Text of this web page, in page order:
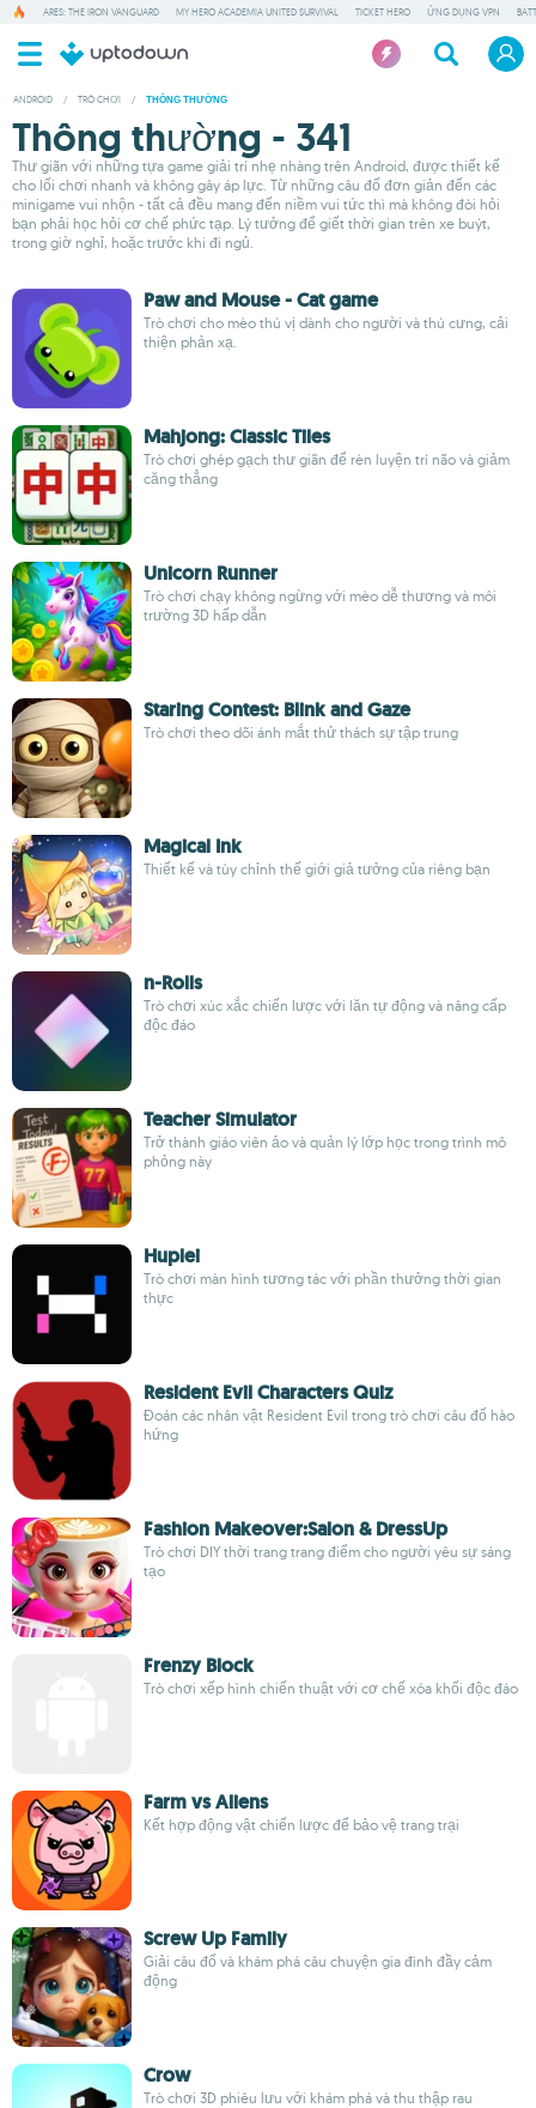
ARES: THE IRON VANGUARD MY HERO ACADEMIA UNITED SURVIVAL TICKET HERO ỨNG DỤNG VPN
ANDROID / TRÒ CHƠI / THÔNG THƯỜNG
Thông thường - 341
Thư giãn với những tựa game giải trí nhẹ nhàng trên Android, được thiết kế
cho lối chơi nhanh và không gây áp lực. Từ những câu đố đơn giản đến các
minigame vui nhộn - tất cả đều mang đến niềm vui tức thì mà không đòi hỏi
bạn phải học hỏi cơ chế phức tạp. Lý tưởng để giết thời gian trên xe buýt,
trong giờ nghỉ, hoặc trước khi đi ngủ.
Paw and Mouse - Cat game
Trò chơi cho mèo thú vị dành cho người và thú cưng, cải
thiện phản xạ.
Mahjong: Classic Tiles
Trò chơi ghép gạch thư giãn để rèn luyện trí não và giảm
căng thẳng
Unicorn Runner
Trò chơi chạy không ngừng với mèo dễ thương và môi
trường 3D hấp dẫn
Staring Contest: Blink and Gaze
Trò chơi theo dõi ánh mắt thử thách sự tập trung
Magical Ink
Thiết kế và tùy chỉnh thế giới giả tưởng của riêng bạn
n-Rolls
Trò chơi xúc xắc chiến lược với lăn tự động và nâng cấp
độc đáo
Teacher Simulator
Trở thành giáo viên ảo và quản lý lớp học trong trình mô
phỏng này
Huplei
Trò chơi màn hình tương tác với phần thưởng thời gian
thực
Resident Evil Characters Quiz
Đoán các nhân vật Resident Evil trong trò chơi câu đố hào
hứng
Fashion Makeover:Salon & DressUp
Trò chơi DIY thời trang trang điểm cho người yêu sự sáng
tạo
Frenzy Block
Trò chơi xếp hình chiến thuật với cơ chế xóa khối độc đáo
Farm vs Aliens
Kết hợp động vật chiến lược để bảo vệ trang trại
Screw Up Family
Giải câu đố và khám phá câu chuyện gia đình đầy cảm
động
Crow
Trò chơi 3D phiêu lưu với khám phá và thu thập rau